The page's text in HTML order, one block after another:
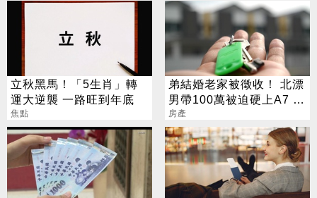
立秋黑馬！「5生肖」轉
運大逆襲 一路旺到年底
焦點
弟結婚老家被徵收！ 北漂
男帶100萬被迫硬上A7 網
見單價驚呆了
房產